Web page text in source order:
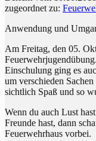
zugeordnet zu:
Anwendung und
Am Freitag, den 05.
Einschulung ging es
um verschieden
sichtlich Spaß und so
Wenn du auch Lust
Freunde hast, dann
Feuerwehrhaus vorbei.